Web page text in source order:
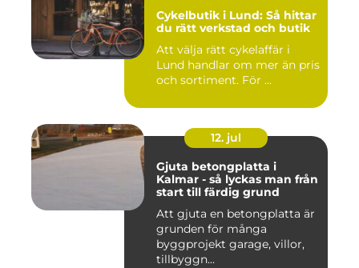
Cykelbutik i Lund: Så hittar
du rätt verkstad och butik
Att välja rätt cykelaffär i
Lund handlar om mer än pris
och sortiment. För ...
12. jul
Gjuta betongplatta i
Kalmar - så lyckas man från
start till färdig grund
Att gjuta en betongplatta är
grunden för många
byggprojekt garage, villor,
tillbyggn...